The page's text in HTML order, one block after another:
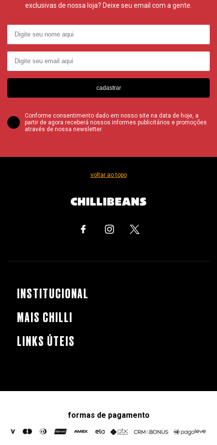
exclusivas de nossa loja? Deixe seu email com a gente.
cadastrar
Conforme consentimento dado em nosso site na data de hoje, a
partir de agora receberá nossos informes publicitários e promoções
através de nossa newsletter.
voltar ao topo
INSTITUCIONAL
MAIS CHILLI
LINKS ÚTEIS
formas de pagamento